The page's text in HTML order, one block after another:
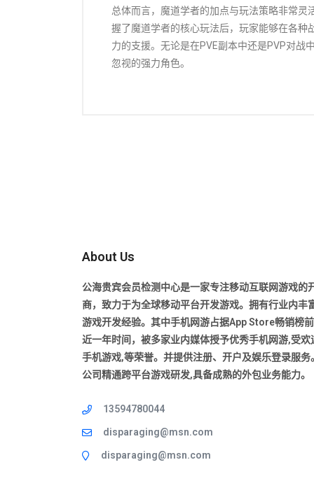
总体而言，魔道学者的加点与玩法策略非常
握了魔道学者的核心玩法后，玩家能够在各
力的支援。无论是在PVE副本中还是PVP对战
忽视的强力角色。
About Us
公海贵宾会员检测中心是一家专注移动互联网游戏的
商，致力于为全球移动平台开发游戏。拥有行业内丰
游戏开发经验。其中手机网游占据App Store畅销榜
近一年时间，被多家业内媒体授予优秀手机网游,受欢
手机游戏,等荣誉。并提供注册、开户及娱乐登录服务
公司精通跨平台游戏研发,具备成熟的外包业务能力。
13594780044
disparaging@msn.com
disparaging@msn.com